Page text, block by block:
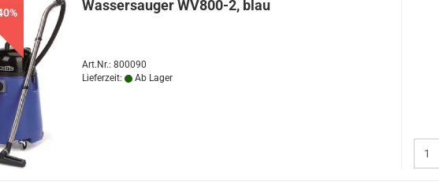
Wassersauger WV800-2, blau
Art.Nr.: 800090
Lieferzeit:
Ab Lager